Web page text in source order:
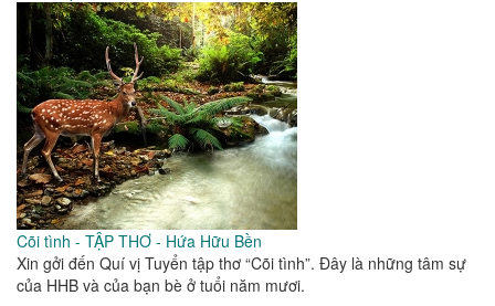
Cõi tình - TẬP THƠ - Hứa Hữu Bền
Xin gởi đến Quí vị Tuyển tập thơ “Cõi tình”. Đây là những tâm sự
của HHB và của bạn bè ở tuổi năm mươi.